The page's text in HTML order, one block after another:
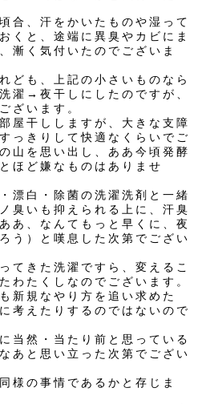
合、汗をかいたものや湿って
くと、途端に異臭やカビにま
漸く気付いたのでございま
ども、上記の小さいものなら
濯→夜干しにしたのですが、
ざいます。
屋干ししますが、大きな支障
っきりして快適なくらいでご
山を思い出し、ああ今頃発酵
ほど嫌なものはありませ
漂白・除菌の洗濯洗剤と一緒
臭いも抑えられる上に、汗臭
あ、なんてもっと早くに、夜
う）と嘆息した次第でござい
てきた洗濯ですら、変えるこ
わたくしなのでございます。
新規なやり方を追い求めた
考えたりするのではないので
当然・当たり前と思っている
あと思い立った次第でござい
様の事情であるかと存じま